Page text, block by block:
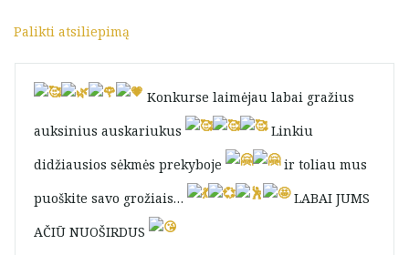
Palikti atsiliepimą
Konkurse laimėjau labai gražius
auksinius auskariukus
Linkiu
didžiausios sėkmės prekyboje
ir toliau mus
puoškite savo grožiais…
LABAI JUMS
AČIŪ NUOŠIRDUS